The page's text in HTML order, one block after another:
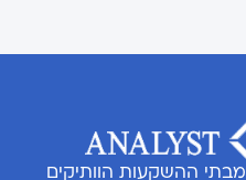
ההשקעות הוותיקים